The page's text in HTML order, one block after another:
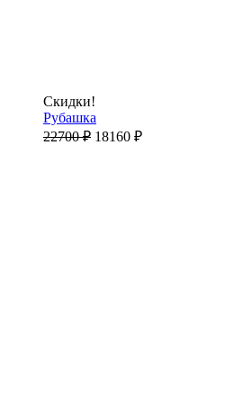
Скидки!
Рубашка
22700₽ 18160 ₽